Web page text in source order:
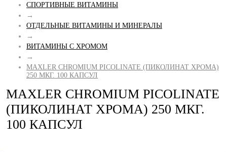
СПОРТИВНЫЕ ВИТАМИНЫ
→
ОТДЕЛЬНЫЕ ВИТАМИНЫ И МИНЕРАЛЫ
→
ВИТАМИНЫ С ХРОМОМ
→
MAXLER CHROMIUM PICOLINATE (ПИКОЛИНАТ ХРОМА)
250 МКГ. 100 КАПСУЛ
MAXLER CHROMIUM PICOLINATE
(ПИКОЛИНАТ ХРОМА) 250 МКГ.
100 КАПСУЛ